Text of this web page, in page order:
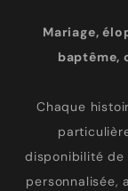
Mariage,
baptême,
Chaque
disponibilité de
personnalisée,